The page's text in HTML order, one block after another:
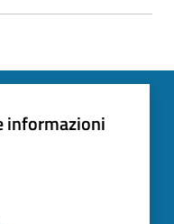
informazioni